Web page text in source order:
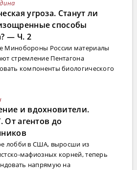
угроза. Станут ли
способы
— Ч. 2
Минобороны России материалы
стремление Пентагона
компоненты биологического
и вдохновители.
От агентов до
лобби в США, выросши из
мафиозных корней, теперь
напрямую на